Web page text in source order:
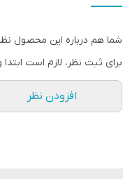
اتصال پایدار و سریع از
در دسترس در سه رنگ
چرا نسخه کپی Galaxy Buds Pro 4 را انتخاب کنیم؟
شما هم درباره این محصول
برای ثبت نظر، لازم است
افزودن نظر